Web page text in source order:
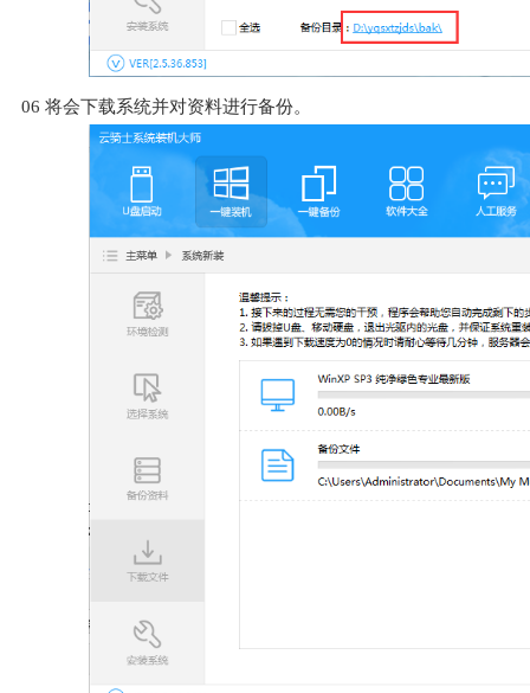
06 将会下载系统并对资料进行备份。